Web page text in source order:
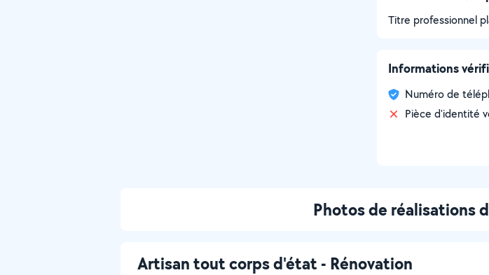
Titre professionnel
Informations
Numéro de
Pièce d'identité
Photos de réalisations
Artisan tout corps d'état - Rénovation